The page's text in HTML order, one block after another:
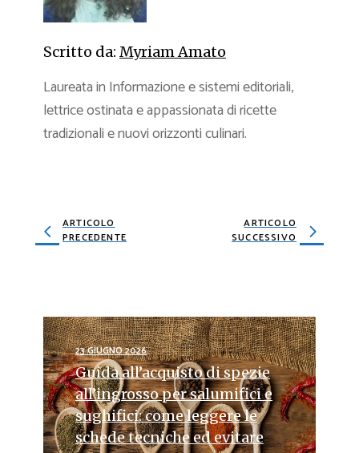
Scritto da: Myriam Amato
Laureata in Informazione e sistemi editoriali,
lettrice ostinata e appassionata di ricette
tradizionali e nuovi orizzonti culinari.
ARTICOLO
PRECEDENTE
ARTICOLO
SUCCESSIVO
23 GIUGNO 2026
Guida all’acquisto di spezie
all’ingrosso per salumifici e
sughifici: come leggere le
schede tecniche ed evitare